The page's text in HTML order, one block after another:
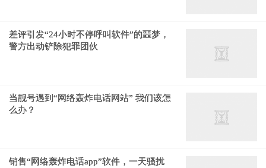
差评引发“24小时不停呼叫软件”的噩梦，
警方出动铲除犯罪团伙
当靓号遇到“网络轰炸电话网站” 我们该怎
么办？
销售“网络轰炸电话app”软件，一天骚扰